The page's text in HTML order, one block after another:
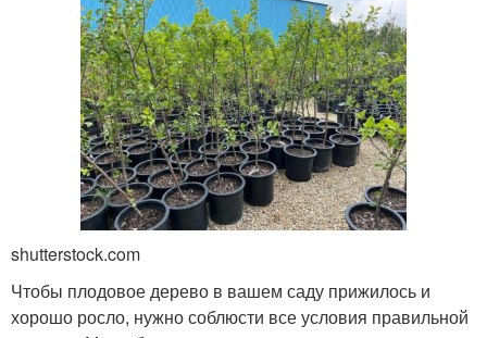
shutterstock.com
Чтобы плодовое дерево в вашем саду прижилось и
хорошо росло, нужно соблюсти все условия правильной